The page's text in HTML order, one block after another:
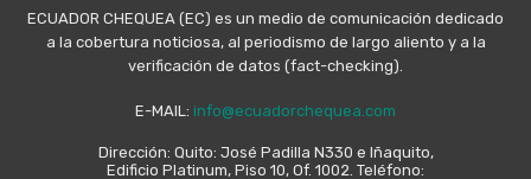
ECUADOR CHEQUEA (EC) es un medio de comunicación dedicado
a la cobertura noticiosa, al periodismo de largo aliento y a la
verificación de datos (fact-checking).
E-MAIL: info@ecuadorchequea.com
Dirección: Quito: José Padilla N330 e Iñaquito,
Edificio Platinum, Piso 10, Of. 1002. Teléfono: